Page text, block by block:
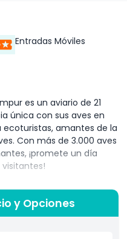
Entradas Móviles
es un aviario de 21
única con sus aves en
ecoturistas, amantes de la
Con más de 3.000 aves
¡promete un día
visitantes!
cómodo de ida desde
llegado, explora los
el Parque de los
y Opciones